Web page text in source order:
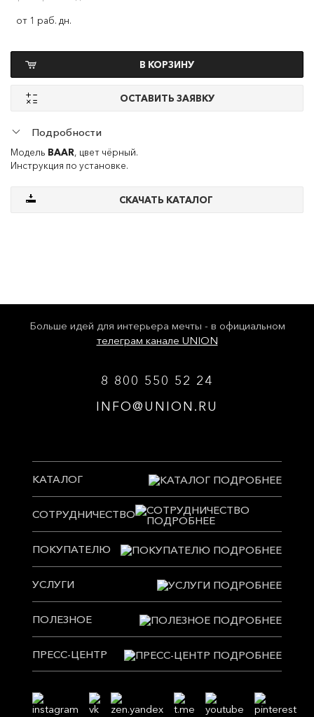
от 1 раб. дн.
В КОРЗИНУ
ОСТАВИТЬ ЗАЯВКУ
Подробности
Модель BAAR, цвет чёрный.
Инструкция по установке.
СКАЧАТЬ КАТАЛОГ
Больше идей для интерьера мечты - в официальном
телеграм канале UNION
8 800 550 52 24
INFO@UNION.RU
КАТАЛОГ
СОТРУДНИЧЕСТВО
ПОКУПАТЕЛЮ
УСЛУГИ
ПОЛЕЗНОЕ
ПРЕСС-ЦЕНТР